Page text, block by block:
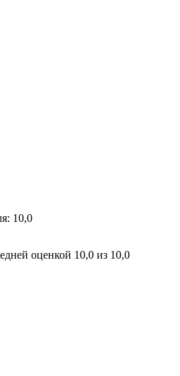
10,0
оценкой 10,0 из 10,0